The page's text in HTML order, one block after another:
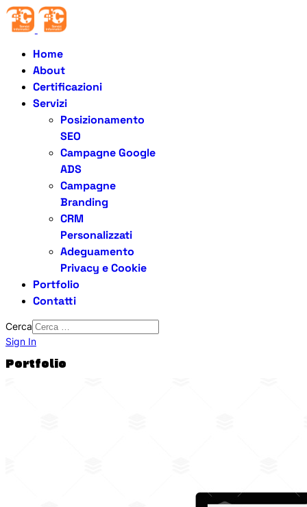
Home
About
Certificazioni
Servizi
Posizionamento
SEO
Campagne Google
ADS
Campagne
Branding
CRM
Personalizzati
Adeguamento
Privacy e Cookie
Portfolio
Contatti
Cerca
Sign In
Portfolio